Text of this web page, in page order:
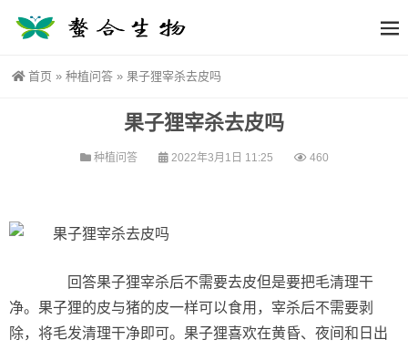
首页 » 种植问答 » 果子狸宰杀去皮吗
果子狸宰杀去皮吗
种植问答 2022年3月1日 11:25 460
回答果子狸宰杀后不需要去皮但是要把毛清理干
净。果子狸的皮与猪的皮一样可以食用，宰杀后不需要剥
除，将毛发清理干净即可。果子狸喜欢在黄昏、夜间和日出